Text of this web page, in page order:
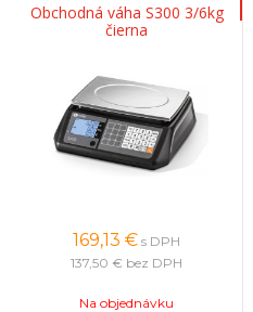
Obchodná váha S300 3/6kg
čierna
169,13 € s DPH
137,50 € bez DPH
Na objednávku